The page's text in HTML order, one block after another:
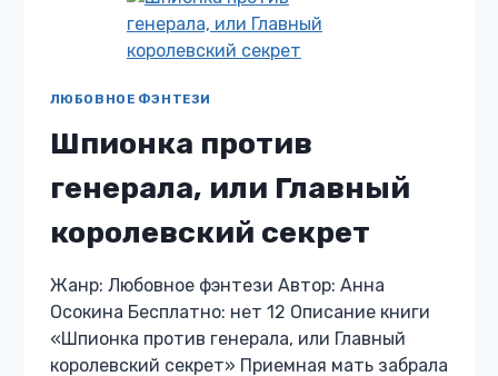
ЛЮБОВНОЕ ФЭНТЕЗИ
Шпионка против
генерала, или Главный
королевский секрет
Жанр: Любовное фэнтези Автор: Анна
Осокина Бесплатно: нет 12 Описание книги
«Шпионка против генерала, или Главный
королевский секрет» Приемная мать забрала